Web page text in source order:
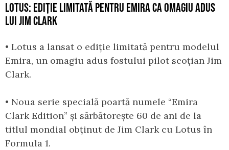
LOTUS: EDIȚIE LIMITATĂ PENTRU EMIRA CA OMAGIU ADUS
LUI JIM CLARK
• Lotus a lansat o ediție limitată pentru modelul
Emira, un omagiu adus fostului pilot scoțian Jim
Clark.
• Noua serie specială poartă numele “Emira
Clark Edition” și sărbătorește 60 de ani de la
titlul mondial obținut de Jim Clark cu Lotus în
Formula 1.